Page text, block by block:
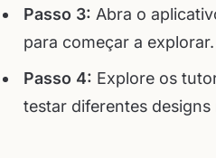
Passo 3: Abra o
para começar a explorar.
Passo 4: Explore os
testar diferentes designs